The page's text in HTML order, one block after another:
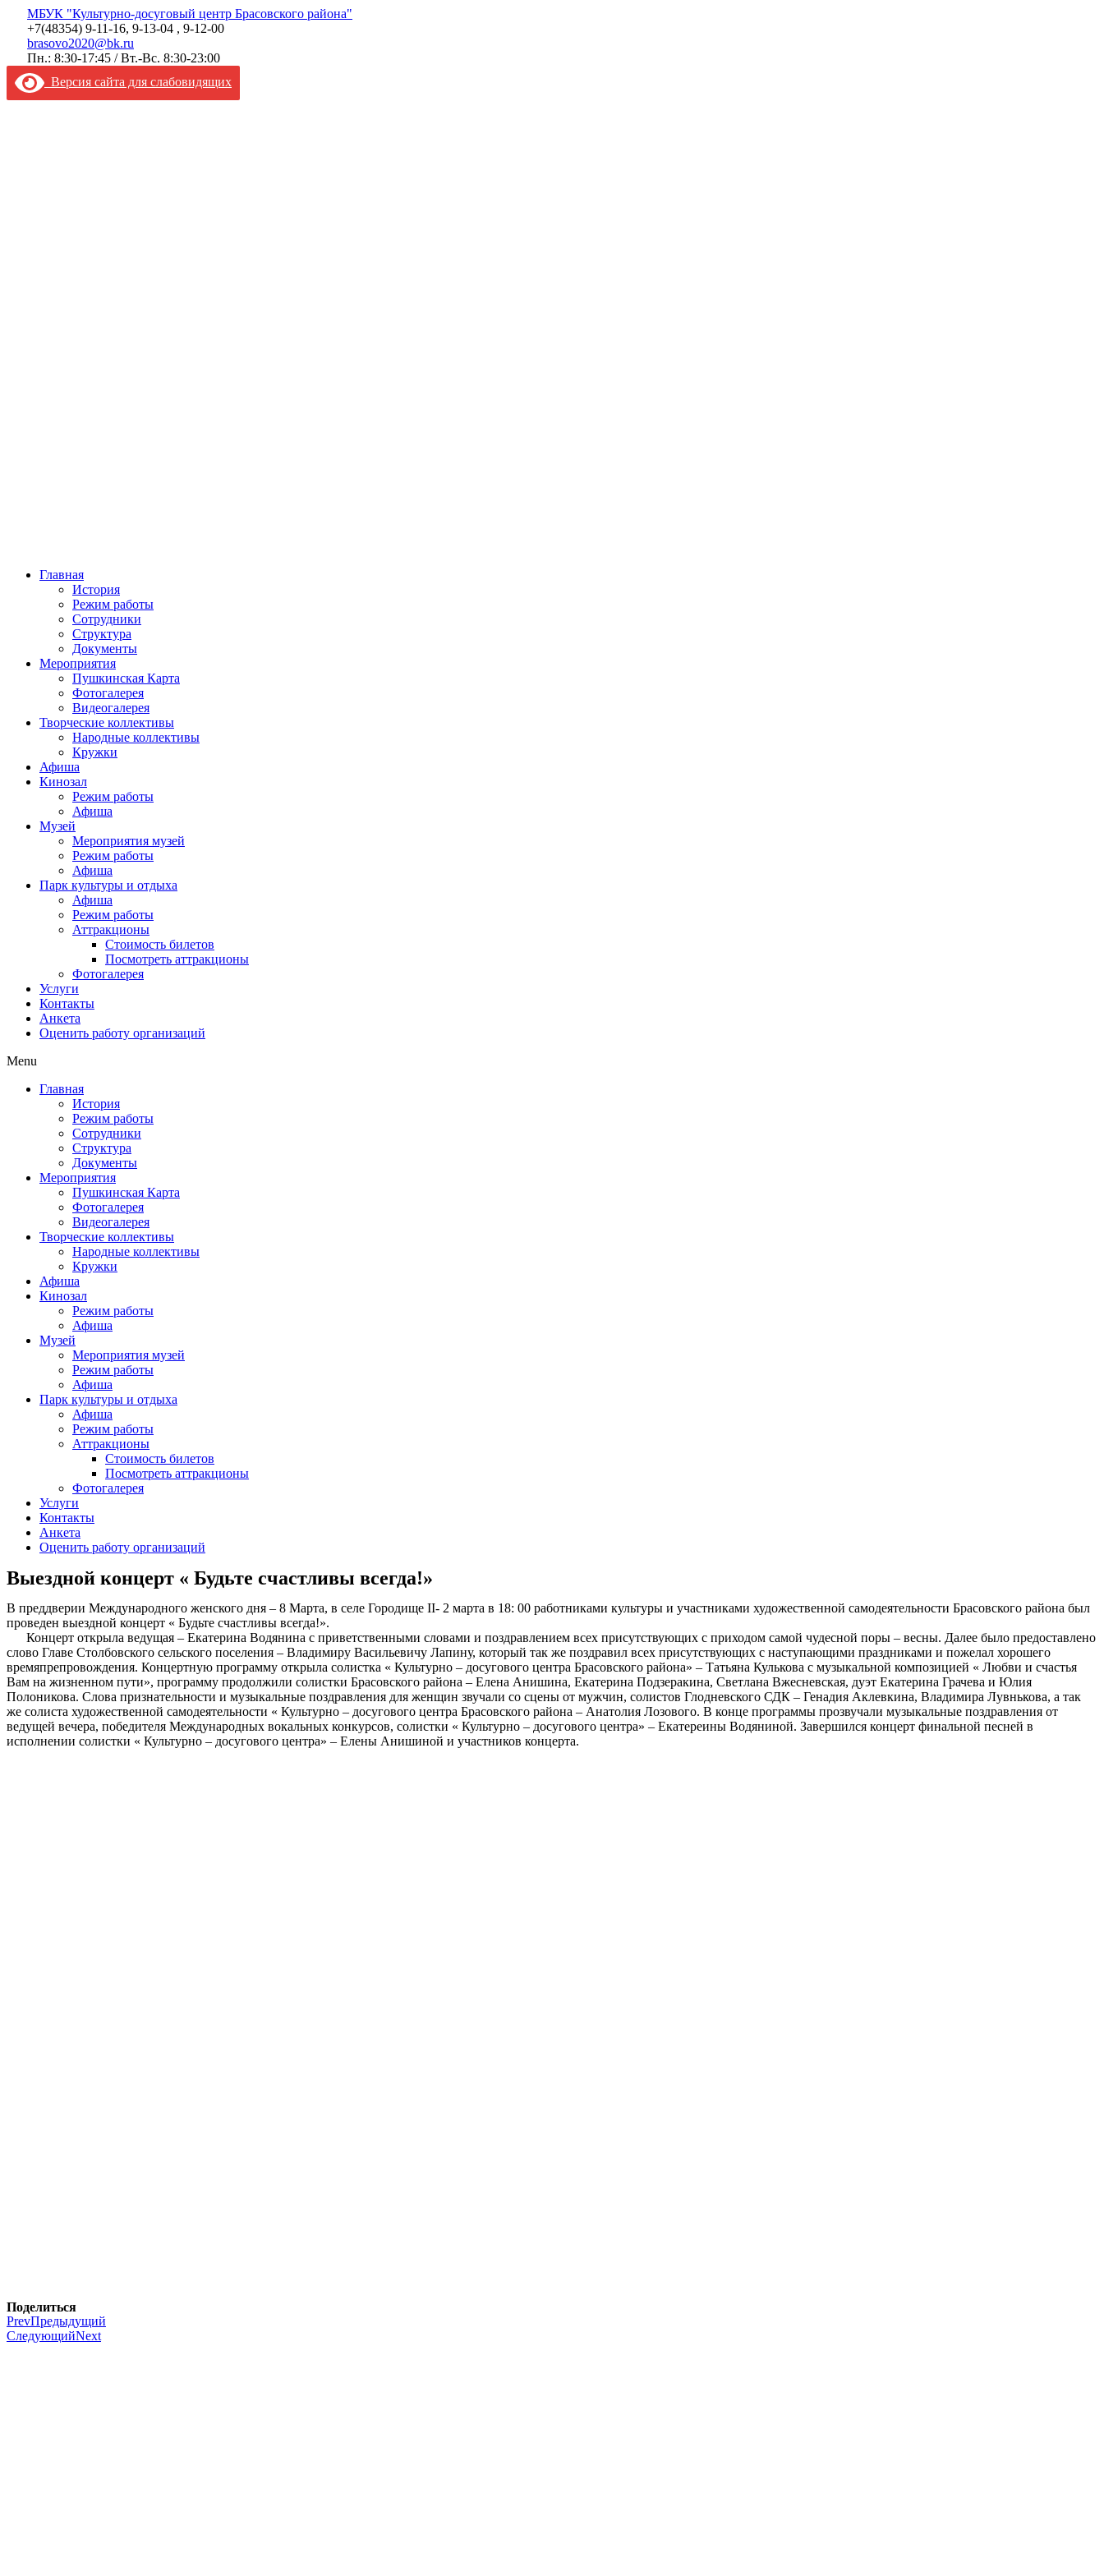
МБУК "Культурно-досуговый центр Брасовского района"
+7(48354) 9-11-16, 9-13-04 , 9-12-00
brasovo2020@bk.ru
Пн.: 8:30-17:45 / Вт.-Вс. 8:30-23:00
Версия сайта для слабовидящих
Главная
История
Режим работы
Сотрудники
Структура
Документы
Мероприятия
Пушкинская Карта
Фотогалерея
Видеогалерея
Творческие коллективы
Народные коллективы
Кружки
Афиша
Кинозал
Режим работы
Афиша
Музей
Мероприятия музей
Режим работы
Афиша
Парк культуры и отдыха
Афиша
Режим работы
Аттракционы
Стоимость билетов
Посмотреть аттракционы
Фотогалерея
Услуги
Контакты
Анкета
Оценить работу организаций
Menu
Главная
История
Режим работы
Сотрудники
Структура
Документы
Мероприятия
Пушкинская Карта
Фотогалерея
Видеогалерея
Творческие коллективы
Народные коллективы
Кружки
Афиша
Кинозал
Режим работы
Афиша
Музей
Мероприятия музей
Режим работы
Афиша
Парк культуры и отдыха
Афиша
Режим работы
Аттракционы
Стоимость билетов
Посмотреть аттракционы
Фотогалерея
Услуги
Контакты
Анкета
Оценить работу организаций
Выездной концерт « Будьте счастливы всегда!»
В преддверии Международного женского дня – 8 Марта, в селе Городище II- 2 марта в 18: 00 работниками культуры и участниками художественной самодеятельности Брасовского района был
проведен выездной концерт « Будьте счастливы всегда!».
Концерт открыла ведущая – Екатерина Водянина с приветственными словами и поздравлением всех присутствующих с приходом самой чудесной поры – весны. Далее было предоставлено
слово Главе Столбовского сельского поселения – Владимиру Васильевичу Лапину, который так же поздравил всех присутствующих с наступающими праздниками и пожелал хорошего
времяпрепровождения. Концертную программу открыла солистка « Культурно – досугового центра Брасовского района» – Татьяна Кулькова с музыкальной композицией « Любви и счастья
Вам на жизненном пути», программу продолжили солистки Брасовского района – Елена Анишина, Екатерина Подзеракина, Светлана Вжесневская, дуэт Екатерина Грачева и Юлия
Полоникова. Слова признательности и музыкальные поздравления для женщин звучали со сцены от мужчин, солистов Глодневского СДК – Генадия Аклевкина, Владимира Лувнькова, а так
же солиста художественной самодеятельности « Культурно – досугового центра Брасовского района – Анатолия Лозового. В конце программы прозвучали музыкальные поздравления от
ведущей вечера, победителя Международных вокальных конкурсов, солистки « Культурно – досугового центра» – Екатереины Водяниной. Завершился концерт финальной песней в
исполнении солистки « Культурно – досугового центра» – Елены Анишиной и участников концерта.
Поделиться
PrevПредыдущий
СледующийNext